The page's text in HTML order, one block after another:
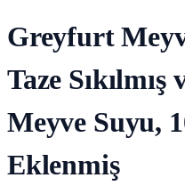
Greyfurt
Taze
Meyve Suyu,
Eklenmiş